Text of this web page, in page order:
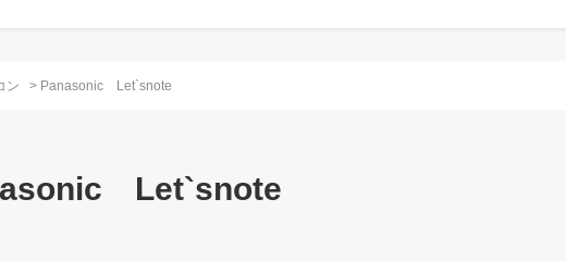
ン > Panasonic Let`snote
Let`snote